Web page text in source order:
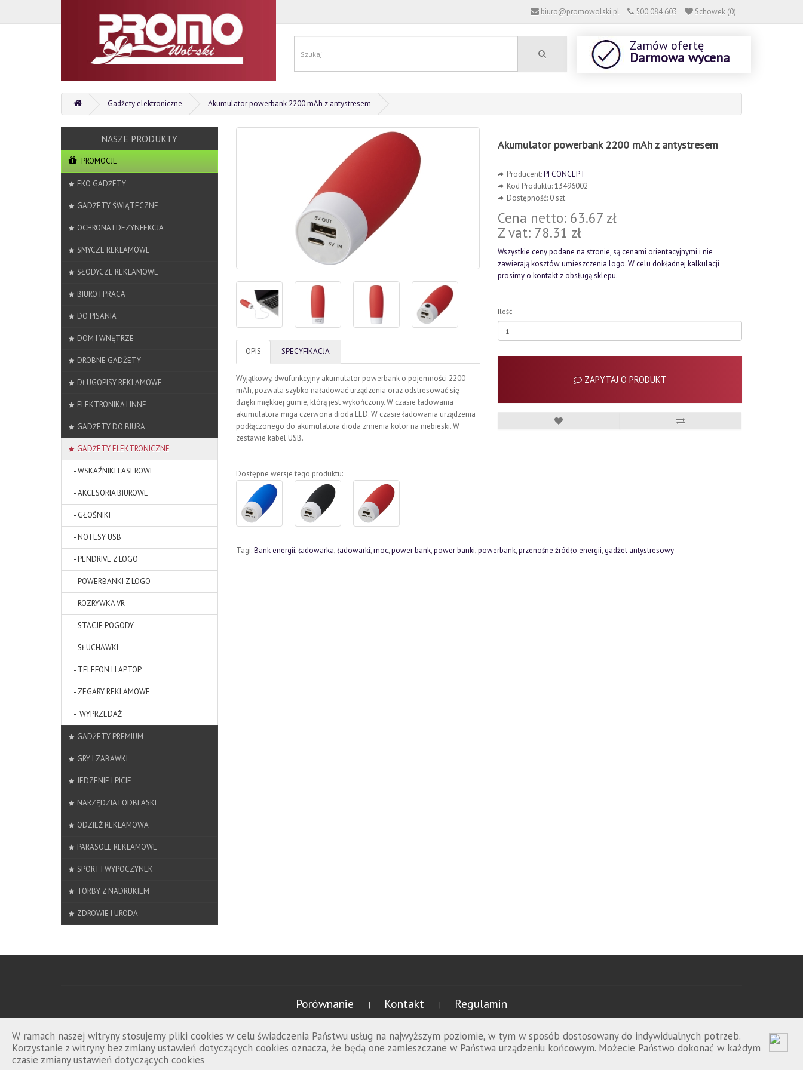
W ramach naszej witryny stosujemy pliki cookies w celu świadczenia Państwu usług na najwyższym poziomie, w tym w sposób dostosowany do indywidualnych potrzeb.
Korzystanie z witryny bez zmiany ustawień dotyczących cookies oznacza, że będą one zamieszczane w Państwa urządzeniu końcowym. Możecie Państwo dokonać w każdym
czasie zmiany ustawień dotyczących cookies
biuro@promowolski.pl 500 084 603 Schowek (0)
Zamów ofertę
Darmowa wycena
Gadżety elektroniczne Akumulator powerbank 2200 mAh z antystresem
PROMOCJE
EKO GADŻETY
GADŻETY ŚWIĄTECZNE
OCHRONA I DEZYNFEKCJA
SMYCZE REKLAMOWE
SŁODYCZE REKLAMOWE
BIURO I PRACA
DO PISANIA
DOM I WNĘTRZE
DROBNE GADŻETY
DŁUGOPISY REKLAMOWE
ELEKTRONIKA I INNE
GADŻETY DO BIURA
GADŻETY ELEKTRONICZNE
- WSKAŹNIKI LASEROWE
- AKCESORIA BIUROWE
- GŁOŚNIKI
- NOTESY USB
- PENDRIVE Z LOGO
- POWERBANKI Z LOGO
- ROZRYWKA VR
- STACJE POGODY
- SŁUCHAWKI
- TELEFON I LAPTOP
- ZEGARY REKLAMOWE
- WYPRZEDAŻ
GADŻETY PREMIUM
GRY I ZABAWKI
JEDZENIE I PICIE
NARZĘDZIA I ODBLASKI
ODZIEŻ REKLAMOWA
PARASOLE REKLAMOWE
SPORT I WYPOCZYNEK
TORBY Z NADRUKIEM
ZDROWIE I URODA
OPIS SPECYFIKACJA
Wyjątkowy, dwufunkcyjny akumulator powerbank o pojemności 2200
mAh, pozwala szybko naładować urządzenia oraz odstresować się
dzięki miękkiej gumie, którą jest wykończony. W czasie ładowania
akumulatora miga czerwona dioda LED. W czasie ładowania urządzenia
podłączonego do akumulatora dioda zmienia kolor na niebieski. W
zestawie kabel USB.
Akumulator powerbank 2200 mAh z antystresem
Producent:PFCONCEPT
Kod Produktu: 13496002
Dostępność: 0 szt.
Cena netto: 63.67 zł
Z vat: 78.31 zł
Wszystkie ceny podane na stronie, są cenami orientacyjnymi i nie
zawierają kosztów umieszczenia logo. W celu dokładnej kalkulacji
prosimy o kontakt z obsługą sklepu.
Ilość
ZAPYTAJ O PRODUKT
Dostępne wersje tego produktu:
Tagi:Bank energii,ładowarka,ładowarki,moc,power bank,power banki,powerbank,przenośne źródło energii,gadżet antystresowy
Porównanie | Kontakt | Regulamin
Promowolski.pl © 2026 wszelkie prawa zastrzeżone.